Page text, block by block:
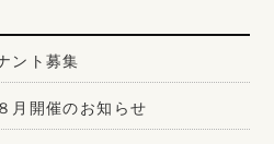
ント募集
月開催のお知らせ